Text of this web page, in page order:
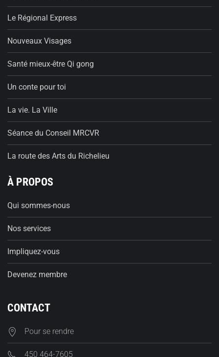
Le Régional Express
Nouveaux Visages
Santé mieux-être Qi gong
Un conte pour toi
La vie. La Ville
Séance du Conseil MRCVR
La route des Arts du Richelieu
À PROPOS
Qui sommes-nous
Nos services
Impliquez-vous
Devenez membre
CONTACT
Pour se rendre
450 464-7605